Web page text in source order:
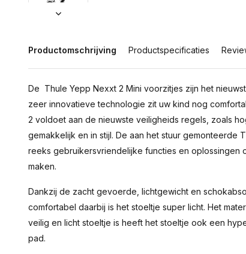
Productomschrijving Productspecificaties
De Thule Yepp Nexxt 2 Mini voorzitjes zijn het
zeer innovatieve technologie zit uw kind nog
2 voldoet aan de nieuwste veiligheids regels, zoals
gemakkelijk en in stijl. De aan het stuur gemonteerde
reeks gebruikersvriendelijke functies en oplossingen
maken.
Dankzij de zacht gevoerde, lichtgewicht en
comfortabel daarbij is het stoeltje super licht. Het
veilig en licht stoeltje is heeft het stoeltje ook een
pad.